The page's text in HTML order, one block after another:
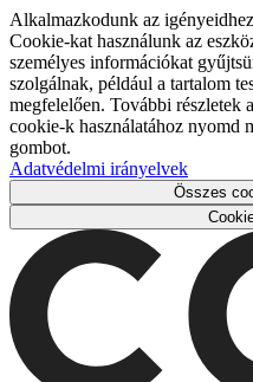
Alkalmazkodunk az
Cookie-kat használunk az
személyes információkat
szolgálnak, például a tartalom
megfelelően. További részletek
cookie-k használatához nyomd
gombot.
Adatvédelmi irányelvek
Összes